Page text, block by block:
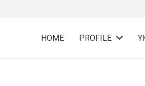
HOME PROFILE